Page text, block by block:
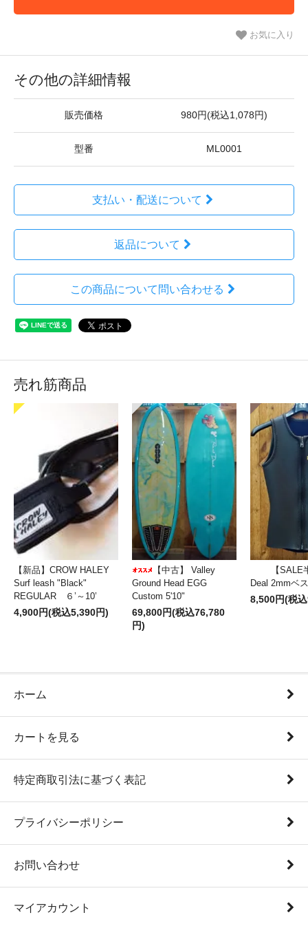
お気に入り
その他の詳細情報
販売価格 980円(税込1,078円)
型番 ML0001
支払い・配送について
返品について
この商品について問い合わせる
売れ筋商品
【新品】CROW HALEY
Surf leash "Black"
REGULAR ６’～10’
4,900円(税込5,390円)
【中古】 Valley
Ground Head EGG
Custom 5'10"
69,800円(税込76,780
円)
【SALE
Deal 2mmベ
8,500円(税
ホーム
カートを見る
特定商取引法に基づく表記
プライバシーポリシー
お問い合わせ
マイアカウント